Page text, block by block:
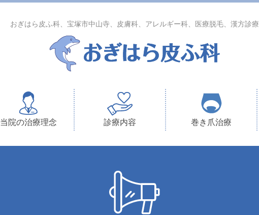
おぎはら皮ふ科、宝塚市中山寺、皮膚科、アレルギー科、医療脱毛、漢方診療
当院の治療理念 診療内容 巻き爪治療